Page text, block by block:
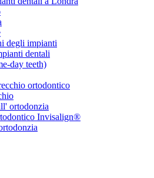
degli impianti
dentali
day teeth)
ortodontico
ortodonzia
Invisalign®